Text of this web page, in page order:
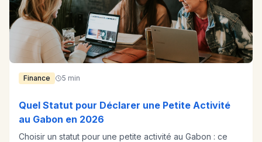
Finance 5 min
Quel Statut pour Déclarer une Petite Activité
au Gabon en 2026
Choisir un statut pour une petite activité au Gabon : ce